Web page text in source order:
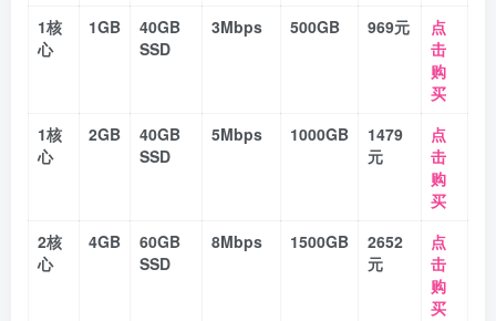
1核
心
1GB
40GB
SSD
3Mbps 500GB 969元
点
击
购
买
1核
心
2GB
40GB
SSD
5Mbps 1000GB
1479
元
点
击
购
买
2核
心
4GB
60GB
SSD
8Mbps 1500GB
2652
元
点
击
购
买